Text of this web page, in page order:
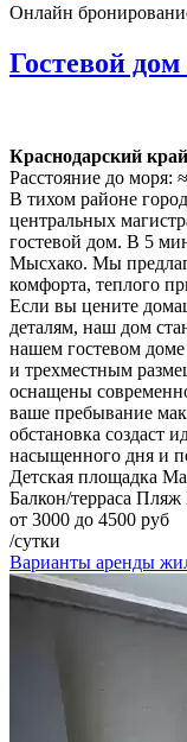
Онлайн
Гостевой
Краснодарский
Расстояние до моря:
В тихом районе
центральных
гостевой дом. В 5
Мысхако. Мы
комфорта, теплого
Если вы цените
деталям, наш дом
нашем гостевом
и трехместным
оснащены
ваше пребывание
обстановка создаст
насыщенного дня и
Детская площадка
Балкон/терраса Пляж
от 3000 до 4500 руб
/сутки
Варианты аренды